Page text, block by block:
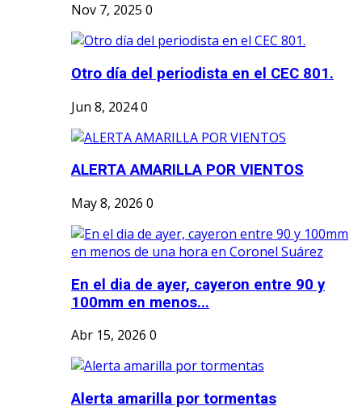
Nov 7, 2025 0
Otro día del periodista en el CEC 801.
Jun 8, 20240
ALERTA AMARILLA POR VIENTOS
May 8, 2026 0
En el dia de ayer, cayeron entre 90 y
100mm en menos...
Abr 15, 2026 0
Alerta amarilla por tormentas